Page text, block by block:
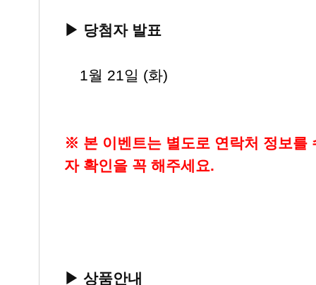
▶ 당첨자 발표
1월 21일 (화)
※ 본 이벤트는 별도로 연락처 정보를
자 확인을 꼭 해주세요.
▶ 상품안내